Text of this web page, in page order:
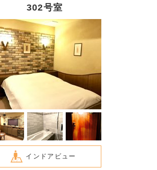
302号室
インドアビュー